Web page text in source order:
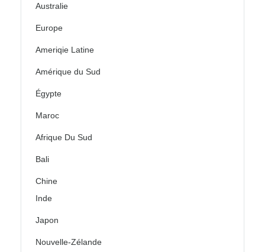
Australie
Europe
Ameriqie Latine
Amérique du Sud
Égypte
Maroc
Afrique Du Sud
Bali
Chine
Inde
Japon
Nouvelle-Zélande